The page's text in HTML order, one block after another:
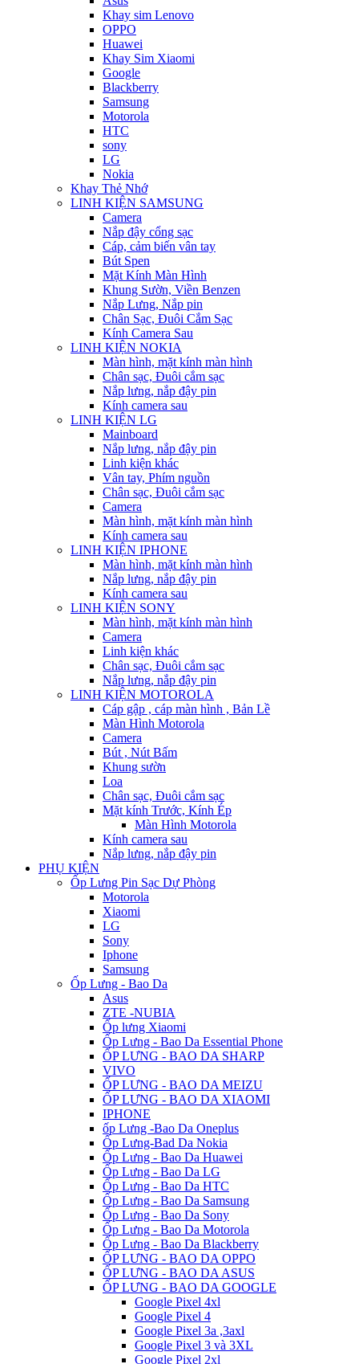
Khay sim Lenovo
OPPO
Huawei
Khay Sim Xiaomi
Google
Blackberry
Samsung
Motorola
HTC
sony
LG
Nokia
Khay Thẻ Nhớ
LINH KIỆN SAMSUNG
Camera
Nắp đậy cổng sạc
Cáp, cảm biến vân tay
Bút Spen
Mặt Kính Màn Hình
Khung Sườn, Viền Benzen
Nắp Lưng, Nắp pin
Chân Sạc, Đuôi Cắm Sạc
Kính Camera Sau
LINH KIỆN NOKIA
Màn hình, mặt kính màn hình
Chân sạc, Đuôi cắm sạc
Nắp lưng, nắp đậy pin
Kính camera sau
LINH KIỆN LG
Mainboard
Nắp lưng, nắp đậy pin
Linh kiện khác
Vân tay, Phím nguồn
Chân sạc, Đuôi cắm sạc
Camera
Màn hình, mặt kính màn hình
Kính camera sau
LINH KIỆN IPHONE
Màn hình, mặt kính màn hình
Nắp lưng, nắp đậy pin
Kính camera sau
LINH KIỆN SONY
Màn hình, mặt kính màn hình
Camera
Linh kiện khác
Chân sạc, Đuôi cắm sạc
Nắp lưng, nắp đậy pin
LINH KIỆN MOTOROLA
Cáp gập , cáp màn hình , Bản Lề
Màn Hình Motorola
Camera
Bút , Nút Bấm
Khung sườn
Loa
Chân sạc, Đuôi cắm sạc
Mặt kính Trước, Kính Ép
Màn Hình Motorola
Kính camera sau
Nắp lưng, nắp đậy pin
PHỤ KIỆN
Ốp Lưng Pin Sạc Dự Phòng
Motorola
Xiaomi
LG
Sony
Iphone
Samsung
Ốp Lưng - Bao Da
Asus
ZTE -NUBIA
Ốp lưng Xiaomi
Ốp Lưng - Bao Da Essential Phone
ỐP LƯNG - BAO DA SHARP
VIVO
ỐP LƯNG - BAO DA MEIZU
ỐP LƯNG - BAO DA XIAOMI
IPHONE
ốp Lưng -Bao Da Oneplus
Ốp Lưng-Bad Da Nokia
Ốp Lưng - Bao Da Huawei
Ốp Lưng - Bao Da LG
Ốp Lưng - Bao Da HTC
Ốp Lưng - Bao Da Samsung
Ốp Lưng - Bao Da Sony
Ốp Lưng - Bao Da Motorola
Ốp Lưng - Bao Da Blackberry
ỐP LƯNG - BAO DA OPPO
ỐP LƯNG - BAO DA ASUS
ỐP LƯNG - BAO DA GOOGLE
Google Pixel 4xl
Google Pixel 4
Google Pixel 3a ,3axl
Google Pixel 3 và 3XL
Google Pixel 2xl